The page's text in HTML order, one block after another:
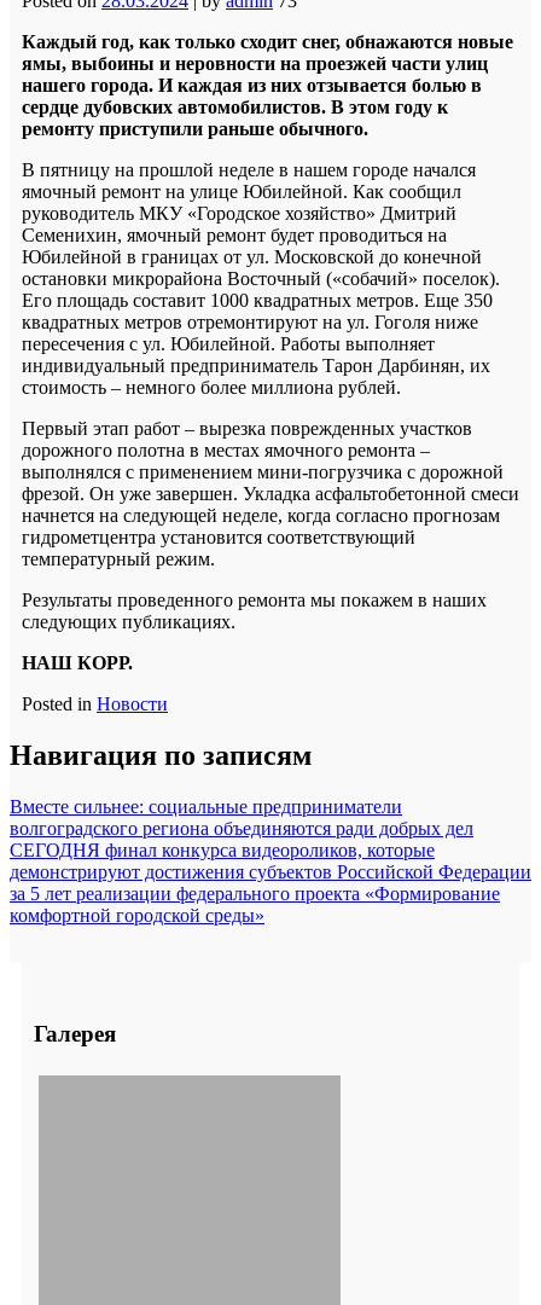
Каждый год, как только сходит снег, обнажаются новые
ямы, выбоины и неровности на проезжей части улиц
нашего города. И каждая из них отзывается болью в
сердце дубовских автомобилистов. В этом году к
ремонту приступили раньше обычного.
В пятницу на прошлой неделе в нашем городе начался
ямочный ремонт на улице Юбилейной. Как сообщил
руководитель МКУ «Городское хозяйство» Дмитрий
Семенихин, ямочный ремонт будет проводиться на
Юбилейной в границах от ул. Московской до конечной
остановки микрорайона Восточный («собачий» поселок).
Его площадь составит 1000 квадратных метров. Еще 350
квадратных метров отремонтируют на ул. Гоголя ниже
пересечения с ул. Юбилейной. Работы выполняет
индивидуальный предприниматель Тарон Дарбинян, их
стоимость – немного более миллиона рублей.
Первый этап работ – вырезка поврежденных участков
дорожного полотна в местах ямочного ремонта –
выполнялся с применением мини-погрузчика с дорожной
фрезой. Он уже завершен. Укладка асфальтобетонной смеси
начнется на следующей неделе, когда согласно прогнозам
гидрометцентра установится соответствующий
температурный режим.
Результаты проведенного ремонта мы покажем в наших
следующих публикациях.
НАШ КОРР.
Posted in Новости
Навигация по записям
Вместе сильнее: социальные предприниматели
волгоградского региона объединяются ради добрых дел
СЕГОДНЯ финал конкурса видеороликов, которые
демонстрируют достижения субъектов Российской Федерации
за 5 лет реализации федерального проекта «Формирование
комфортной городской среды»
Галерея